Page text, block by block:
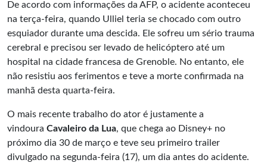
De acordo com informações da AFP, o acidente aconteceu
na terça-feira, quando Ulliel teria se chocado com outro
esquiador durante uma descida. Ele sofreu um sério trauma
cerebral e precisou ser levado de helicóptero até um
hospital na cidade francesa de Grenoble. No entanto, ele
não resistiu aos ferimentos e teve a morte confirmada na
manhã desta quarta-feira.
O mais recente trabalho do ator é justamente a
vindoura Cavaleiro da Lua, que chega ao Disney+ no
próximo dia 30 de março e teve seu primeiro trailer
divulgado na segunda-feira (17), um dia antes do acidente.